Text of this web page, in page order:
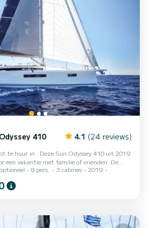
410 4.1 (24 reviews)
te huur in . Deze Sun Odyssey 410 uit 2019
een vakantie met familie of vrienden. De
uitgeruste hutten en een capaciteit van 8
lengte van 12 meter is het uw beste
vakantie op het water door te
Het heeft de volgend...
8 pers. 3 cabines
2019